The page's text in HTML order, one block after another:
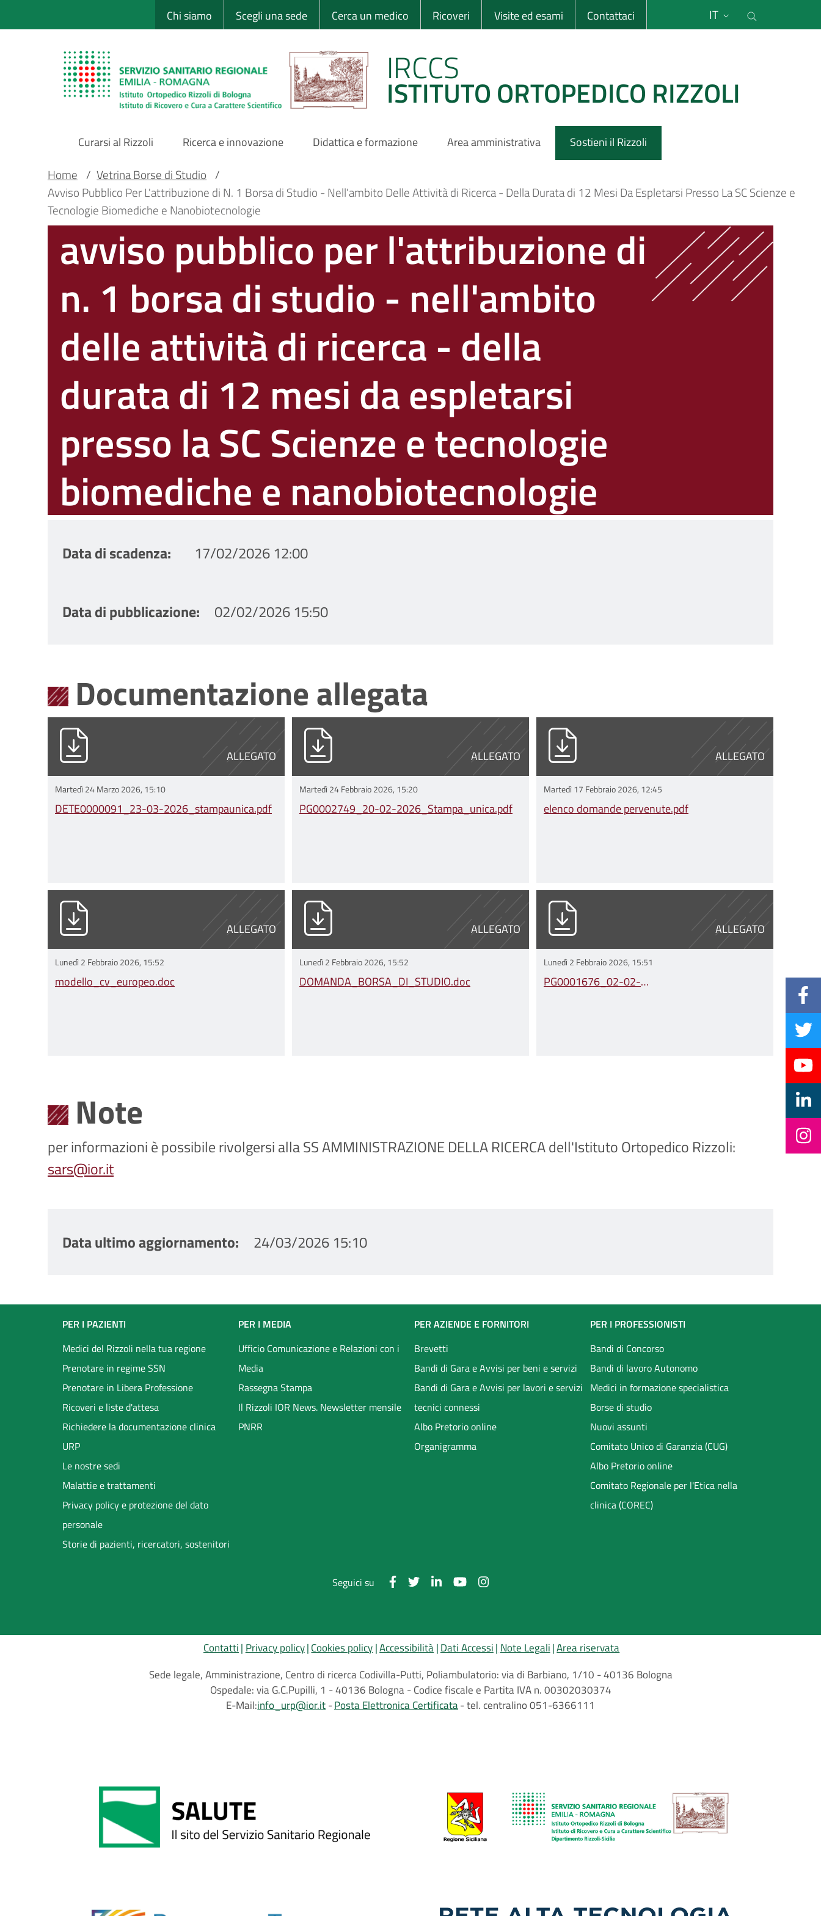
al
Sito Web Istituto Ortopedico Rizzoli
Chi siamo Scegli una sede Cerca un medico Ricoveri Visite ed esami Contattaci IT
IRCCS
ISTITUTO ORTOPEDICO RIZZOLI
Main
Navigation
Curarsi al Rizzoli Ricerca e innovazione Didattica e formazione Area amministrativa Sostieni il Rizzoli
Main container
Briciole
pane
Home / Vetrina Borse di Studio /
Avviso Pubblico Per L'attribuzione di N. 1 Borsa di Studio - Nell'ambito Delle Attività di Ricerca - Della Durata di 12 Mesi Da Espletarsi Presso La SC Scienze e
Tecnologie Biomediche e Nanobiotecnologie
avviso pubblico per l'attribuzione di
n. 1 borsa di studio - nell'ambito
delle attività di ricerca - della
durata di 12 mesi da espletarsi
presso la SC Scienze e tecnologie
biomediche e nanobiotecnologie
Data di scadenza 17/02/2026 12:00
Data di pubblicazione 02/02/2026 15:50
Documentazione allegata
ALLEGATO
DETE0000091_23-03-2026_stampaunica.pdf
Martedì 24 Marzo 2026, 15:10
DETE0000091_23-03-2026_stampaunica.pdf
ALLEGATO
PG0002749_20-02-2026_Stampa_unica.pdf
Martedì 24 Febbraio 2026, 15:20
PG0002749_20-02-2026_Stampa_unica.pdf
ALLEGATO
elenco domande pervenute.pdf
Martedì 17 Febbraio 2026, 12:45
elenco domande pervenute.pdf
ALLEGATO
modello_cv_europeo.doc
Lunedì 2 Febbraio 2026, 15:52
modello_cv_europeo.doc
ALLEGATO
DOMANDA_BORSA_DI_STUDIO.doc
Lunedì 2 Febbraio 2026, 15:52
DOMANDA_BORSA_DI_STUDIO.doc
ALLEGATO
PG0001676_02-02-
Lunedì 2 Febbraio 2026, 15:51
PG0001676_02-02-
Note
per informazioni è possibile rivolgersi alla SS AMMINISTRAZIONE DELLA RICERCA dell'Istituto Ortopedico Rizzoli:
sars@ior.it
Data ultimo aggiornamento 24/03/2026 15:10
Footer
menu
PER I PAZIENTI
Medici del Rizzoli nella tua regione
Prenotare in regime SSN
Prenotare in Libera Professione
Ricoveri e liste d'attesa
Richiedere la documentazione clinica
URP
Le nostre sedi
Malattie e trattamenti
Privacy policy e protezione del dato
personale
Storie di pazienti, ricercatori, sostenitori
PER I MEDIA
Ufficio Comunicazione e Relazioni con i
Media
Rassegna Stampa
Il Rizzoli IOR News. Newsletter mensile
PNRR
PER AZIENDE E FORNITORI
Brevetti
Bandi di Gara e Avvisi per beni e servizi
Bandi di Gara e Avvisi per lavori e servizi
tecnici connessi
Albo Pretorio online
Organigramma
PER I PROFESSIONISTI
Bandi di Concorso
Bandi di lavoro Autonomo
Medici in formazione specialistica
Borse di studio
Nuovi assunti
Comitato Unico di Garanzia (CUG)
Albo Pretorio online
Comitato Regionale per l'Etica nella
clinica (COREC)
Seguici su
Contatti Privacy policy Cookies policy Accessibilità Dati Accessi Note Legali Area riservata
Sede legale, Amministrazione, Centro di ricerca Codivilla-Putti, Poliambulatorio: via di Barbiano, 1/10 - 40136 Bologna
Ospedale: via G.C.Pupilli, 1 - 40136 Bologna - Codice fiscale e Partita IVA n. 00302030374
E-Mail:info_urp@ior.it Posta Elettronica Certificata tel. centralino 051-6366111